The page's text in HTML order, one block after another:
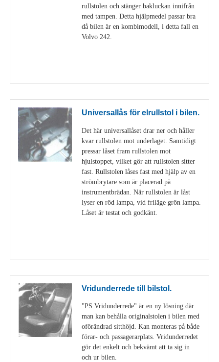
rullstolen och stänger bakluckan innifrån
med tampen. Detta hjälpmedel passar bra
då bilen är en kombimodell, i detta fall en
Volvo 242.
Universallås för elrullstol i bilen.
Det här universallåset drar ner och håller
kvar rullstolen mot underlaget. Samtidigt
pressar låset fram rullstolen mot
hjulstoppet, vilket gör att rullstolen sitter
fast. Rullstolen låses fast med hjälp av en
strömbrytare som är placerad på
instrumentbrädan. När rullstolen är låst
lyser en röd lampa, vid friläge grön lampa.
Låset är testat och godkänt.
Vridunderrede till bilstol.
"PS Vridunderrede" är en ny lösning där
man kan behålla originalstolen i bilen med
oförändrad sitthöjd. Kan monteras på både
förar- och passagerarplats. Vridunderredet
gör det enkelt och bekvämt att ta sig in
och ur bilen.